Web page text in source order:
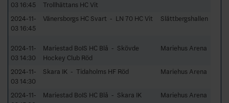
03 16:45
Trollhättans HC Vit
2024-11-
03 16:45
Vänersborgs HC Svart - LN 70 HC Vit Slättbergshallen
2024-11-
03 14:30
Mariestad BoIS HC Blå - Skövde
Hockey Club Röd
Mariehus Arena
2024-11-
03 14:30
Skara IK - Tidaholms HF Röd Mariehus Arena
2024-11-
Mariestad BoIS HC Blå - Skara IK Mariehus Arena